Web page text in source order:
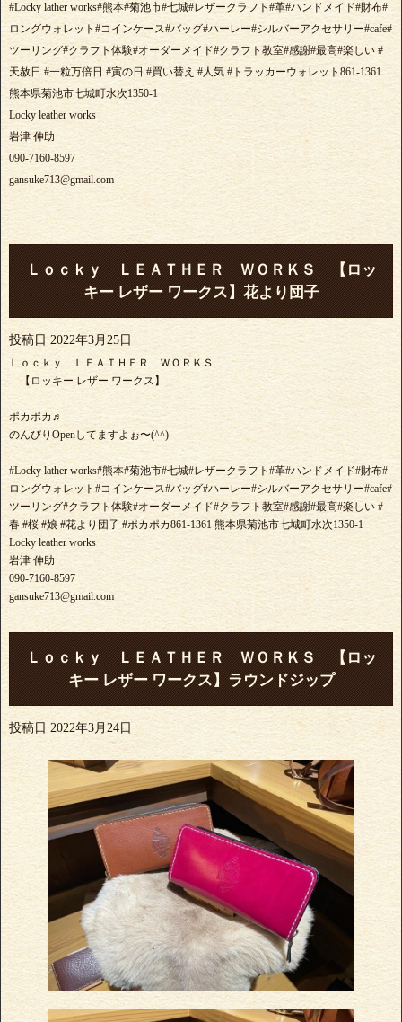
#Locky lather works#熊本#菊池市#七城#レザークラフト#革#ハンドメイド#財布#
ロングウォレット#コインケース#バッグ#ハーレー#シルバーアクセサリー#cafe#
ツーリング#クラフト体験#オーダーメイド#クラフト教室#感謝#最高#楽しい #
天赦日 #一粒万倍日 #寅の日 #買い替え #人気 #トラッカーウォレット861-1361
熊本県菊池市七城町水次1350-1
Locky leather works
岩津 伸助
090-7160-8597
gansuke713@gmail.com
Ｌｏｃｋｙ ＬＥＡＴＨＥＲ ＷＯＲＫＳ 【ロッ
キー レザー ワークス】花より団子
投稿日 2022年3月25日
Ｌｏｃｋｙ ＬＥＡＴＨＥＲ ＷＯＲＫＳ
【ロッキー レザー ワークス】
ポカポカ♬
のんびりOpenしてますよぉ〜(^^)
#Locky lather works#熊本#菊池市#七城#レザークラフト#革#ハンドメイド#財布#
ロングウォレット#コインケース#バッグ#ハーレー#シルバーアクセサリー#cafe#
ツーリング#クラフト体験#オーダーメイド#クラフト教室#感謝#最高#楽しい #
春 #桜 #娘 #花より団子 #ポカポカ861-1361 熊本県菊池市七城町水次1350-1
Locky leather works
岩津 伸助
090-7160-8597
gansuke713@gmail.com
Ｌｏｃｋｙ ＬＥＡＴＨＥＲ ＷＯＲＫＳ 【ロッ
キー レザー ワークス】ラウンドジップ
投稿日 2022年3月24日